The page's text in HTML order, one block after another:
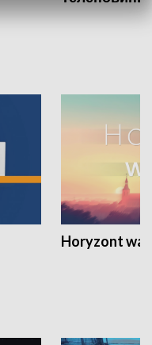
Horyzont